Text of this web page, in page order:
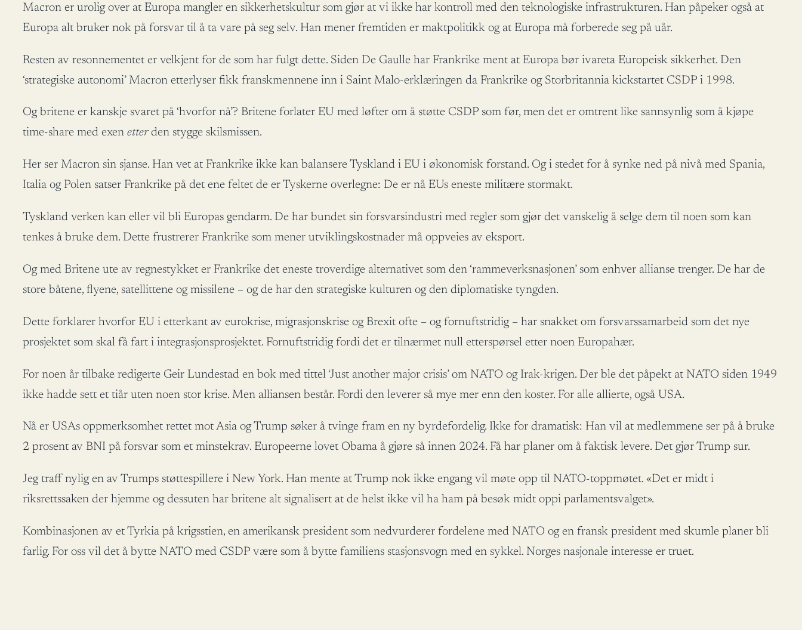
Macron er urolig over at Europa mangler en sikkerhetskultur som gjør at vi ikke har kontroll med den teknologiske infrastrukturen. Han påpeker også at
Europa alt bruker nok på forsvar til å ta vare på seg selv. Han mener fremtiden er maktpolitikk og at Europa må forberede seg på uår.
Resten av resonnementet er velkjent for de som har fulgt dette. Siden De Gaulle har Frankrike ment at Europa bør ivareta Europeisk sikkerhet. Den
‘strategiske autonomi’ Macron etterlyser fikk franskmennene inn i Saint Malo-erklæringen da Frankrike og Storbritannia kickstartet CSDP i 1998.
Og britene er kanskje svaret på ‘hvorfor nå’? Britene forlater EU med løfter om å støtte CSDP som før, men det er omtrent like sannsynlig som å kjøpe
time-share med exen etterden stygge skilsmissen.
Her ser Macron sin sjanse. Han vet at Frankrike ikke kan balansere Tyskland i EU i økonomisk forstand. Og i stedet for å synke ned på nivå med Spania,
Italia og Polen satser Frankrike på det ene feltet de er Tyskerne overlegne: De er nå EUs eneste militære stormakt.
Tyskland verken kan eller vil bli Europas gendarm. De har bundet sin forsvarsindustri med regler som gjør det vanskelig å selge dem til noen som kan
tenkes å bruke dem. Dette frustrerer Frankrike som mener utviklingskostnader må oppveies av eksport.
Og med Britene ute av regnestykket er Frankrike det eneste troverdige alternativet som den ‘rammeverksnasjonen’ som enhver allianse trenger. De har de
store båtene, flyene, satellittene og missilene – og de har den strategiske kulturen og den diplomatiske tyngden.
Dette forklarer hvorfor EU i etterkant av eurokrise, migrasjonskrise og Brexit ofte – og fornuftstridig – har snakket om forsvarssamarbeid som det nye
prosjektet som skal få fart i integrasjonsprosjektet. Fornuftstridig fordi det er tilnærmet null etterspørsel etter noen Europahær.
For noen år tilbake redigerte Geir Lundestad en bok med tittel ‘Just another major crisis’ om NATO og Irak-krigen. Der ble det påpekt at NATO siden 1949
ikke hadde sett et tiår uten noen stor krise. Men alliansen består. Fordi den leverer så mye mer enn den koster. For alle allierte, også USA.
Nå er USAs oppmerksomhet rettet mot Asia og Trump søker å tvinge fram en ny byrdefordelig. Ikke for dramatisk: Han vil at medlemmene ser på å bruke
2 prosent av BNI på forsvar som et minstekrav. Europeerne lovet Obama å gjøre så innen 2024. Få har planer om å faktisk levere. Det gjør Trump sur.
Jeg traff nylig en av Trumps støttespillere i New York. Han mente at Trump nok ikke engang vil møte opp til NATO-toppmøtet. «Det er midt i
riksrettssaken der hjemme og dessuten har britene alt signalisert at de helst ikke vil ha ham på besøk midt oppi parlamentsvalget».
Kombinasjonen av et Tyrkia på krigsstien, en amerikansk president som nedvurderer fordelene med NATO og en fransk president med skumle planer bli
farlig. For oss vil det å bytte NATO med CSDP være som å bytte familiens stasjonsvogn med en sykkel. Norges nasjonale interesse er truet.